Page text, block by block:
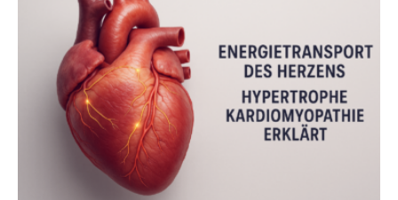
aus Gewebe von Patientinnen und Patienten –
sogenannte Organoide – genutzt werden können, um
vorab zu prüfen, welche Medikamente am besten
wirken. Dabei wurde ein Eiweiß identifiziert, das künftig
als Biomarker für die Wahl der passenden Therapie
dienen könnte. Darmkrebs zählt weltweit zu den
häufigsten Krebsarten und stellt…